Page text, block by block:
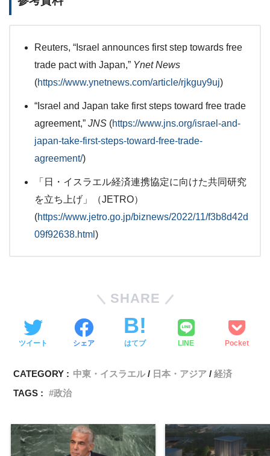
Reuters, “Israel announces first step towards free
trade pact with Japan,” Ynet News
(https://www.ynetnews.com/article/rjkguy9uj)
“Israel and Japan take first steps toward free trade
agreement,” JNS (https://www.jns.org/israel-and-
japan-take-first-steps-toward-free-trade-
agreement/)
「日・イスラエル経済連携協定に向けた共同研究
を立ち上げ」（JETRO）
(https://www.jetro.go.jp/biznews/2022/11/f3b8d42d
09f92638.html )
SHARE
ツイート シェア はてブ LINE Pocket
CATEGORY : 中東・イスラエル 日本・アジア
経済
TAGS :
政治